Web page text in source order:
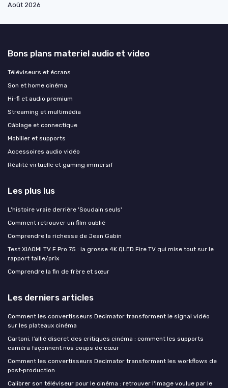
Août 2026
Bons plans materiel audio et video
Téléviseurs et écrans
Son et home cinéma
Hi-fi et audio premium
Streaming et multimédia
Câblage et connectique
Mobilier et supports
Accessoires audio vidéo
Réalité virtuelle et gaming immersif
Les plus lus
L'histoire vraie derrière 'Soudain seuls'
Comment retrouver un film oublié
Comprendre la richesse de Jean Gabin
Test XIAOMI TV F Pro 75 : la grosse 4K QLED Fire TV qui mise tout sur le
rapport taille/prix
Comprendre la fin de frère et sœur
Les derniers articles
Comment les convertisseurs Decimator transforment le signal vidéo
sur les plateaux cinéma
Cartoni, l’allié discret des critiques cinéma : comment les supports
caméra façonnent nos coups de cœur
Comment les convertisseurs Decimator transforment les workflows de
post‑production
Calibrer son téléviseur pour le cinéma : retrouver l'image voulue par le